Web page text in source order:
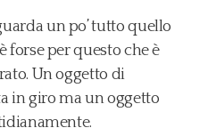
un po’ tutto quello
forse per questo che è
Un oggetto di
in giro ma un oggetto